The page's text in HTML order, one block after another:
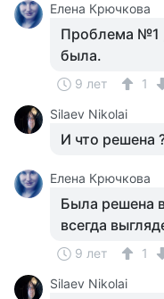
Елена Крючкова
Проблема №1
была.
9 лет
1
Silaev Nikolai
И что решена
Елена Крючкова
Была решена
всегда
9 лет
1
Silaev Nikolai